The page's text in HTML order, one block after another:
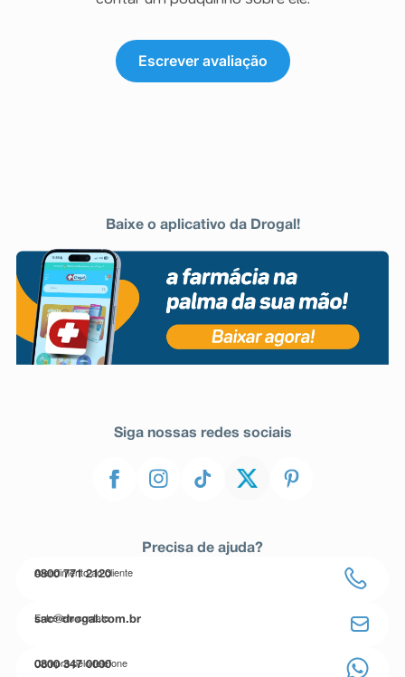
Escrever avaliação
Baixe o aplicativo da Drogal!
Siga nossas redes sociais
Precisa de ajuda?
Atendimento ao cliente
0800 771 2120
Entre em contato
sac@drogal.com.br
Compre pelo telefone
0800 347 0000